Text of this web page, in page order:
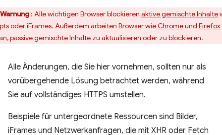
Warnung : Alle wichtigen Browser blockieren aktive gemischte Inhalte
oder iFrames. Außerdem arbeiten Browser wieChromeund Firefox
passive gemischte Inhalte zu aktualisieren oder zu blockieren.
Alle Änderungen, die Sie hier vornehmen, sollten nur als
vorübergehende Lösung betrachtet werden, während
Sie auf vollständiges HTTPS umstellen.
Beispiele für untergeordnete Ressourcen sind Bilder,
iFrames und Netzwerkanfragen, die mit XHR oder Fetch